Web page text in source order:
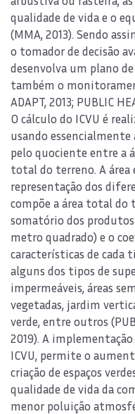
qualidade de vida e o
(MMA, 2013). Sendo
o tomador de decisão
desenvolva um plano
também o
ADAPT, 2013; PUBLIC
O cálculo do ICVU é
usando
pelo quociente entre a
total do terreno. A área
representação dos
compõe a área total do
somatório dos produtos
metro quadrado) e o
características de cada
alguns dos tipos de
impermeáveis, áreas
vegetadas, jardim
verde, entre outros
2019). A
ICVU, permite o
criação de espaços
qualidade de vida da
menor poluição